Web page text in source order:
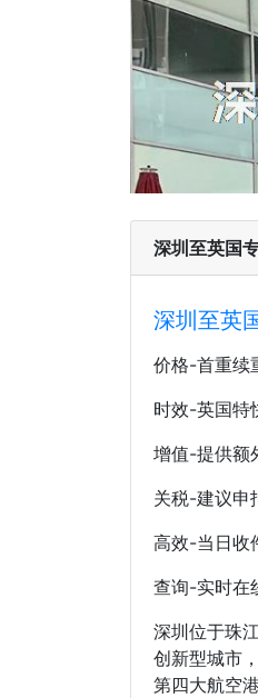
深圳至英国
深圳至英
价格-首重续
时效-英国特
增值-提供额
关税-建议申
高效-当日收
查询-实时在
深圳位于珠
创新型城市
第四大航空